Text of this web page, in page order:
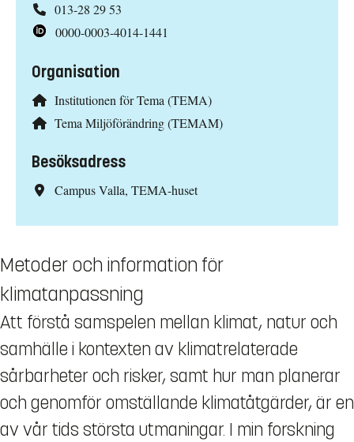
013-28 29 53
0000-0003-4014-1441
Organisation
Institutionen för Tema (TEMA)
Tema Miljöförändring (TEMAM)
Besöksadress
Campus Valla, TEMA-huset
Metoder och information för
klimatanpassning
Att förstå samspelen mellan klimat, natur och
samhälle i kontexten av klimatrelaterade
sårbarheter och risker, samt hur man planerar
och genomför omställande klimatåtgärder, är en
av vår tids största utmaningar. I min forskning